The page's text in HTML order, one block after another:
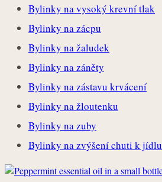
Bylinky na vysoký krevní tlak
Bylinky na zácpu
Bylinky na žaludek
Bylinky na záněty
Bylinky na zástavu krvácení
Bylinky na žloutenku
Bylinky na zuby
Bylinky na zvýšení chuti k jídlu